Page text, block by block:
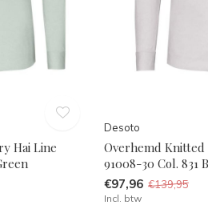
Hai Line
Desoto
Overhemd
91008-30 Col. 831
€97,96 €139,95
Incl. btw